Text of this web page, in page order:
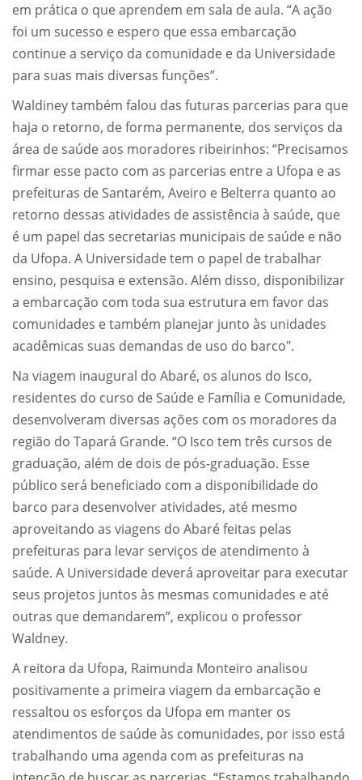
em prática o que aprendem em sala de aula. “A ação
foi um sucesso e espero que essa embarcação
continue a serviço da comunidade e da Universidade
para suas mais diversas funções”.
Waldiney também falou das futuras parcerias para que
haja o retorno, de forma permanente, dos serviços da
área de saúde aos moradores ribeirinhos: “Precisamos
firmar esse pacto com as parcerias entre a Ufopa e as
prefeituras de Santarém, Aveiro e Belterra quanto ao
retorno dessas atividades de assistência à saúde, que
é um papel das secretarias municipais de saúde e não
da Ufopa. A Universidade tem o papel de trabalhar
ensino, pesquisa e extensão. Além disso, disponibilizar
a embarcação com toda sua estrutura em favor das
comunidades e também planejar junto às unidades
acadêmicas suas demandas de uso do barco".
Na viagem inaugural do Abaré, os alunos do Isco,
residentes do curso de Saúde e Família e Comunidade,
desenvolveram diversas ações com os moradores da
região do Tapará Grande. “O Isco tem três cursos de
graduação, além de dois de pós-graduação. Esse
público será beneficiado com a disponibilidade do
barco para desenvolver atividades, até mesmo
aproveitando as viagens do Abaré feitas pelas
prefeituras para levar serviços de atendimento à
saúde. A Universidade deverá aproveitar para executar
seus projetos juntos às mesmas comunidades e até
outras que demandarem”, explicou o professor
Waldney.
A reitora da Ufopa, Raimunda Monteiro analisou
positivamente a primeira viagem da embarcação e
ressaltou os esforços da Ufopa em manter os
atendimentos de saúde às comunidades, por isso está
trabalhando uma agenda com as prefeituras na